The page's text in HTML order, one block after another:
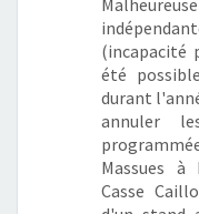
(incapacité
été
durant
annuler
Massues à
Casse